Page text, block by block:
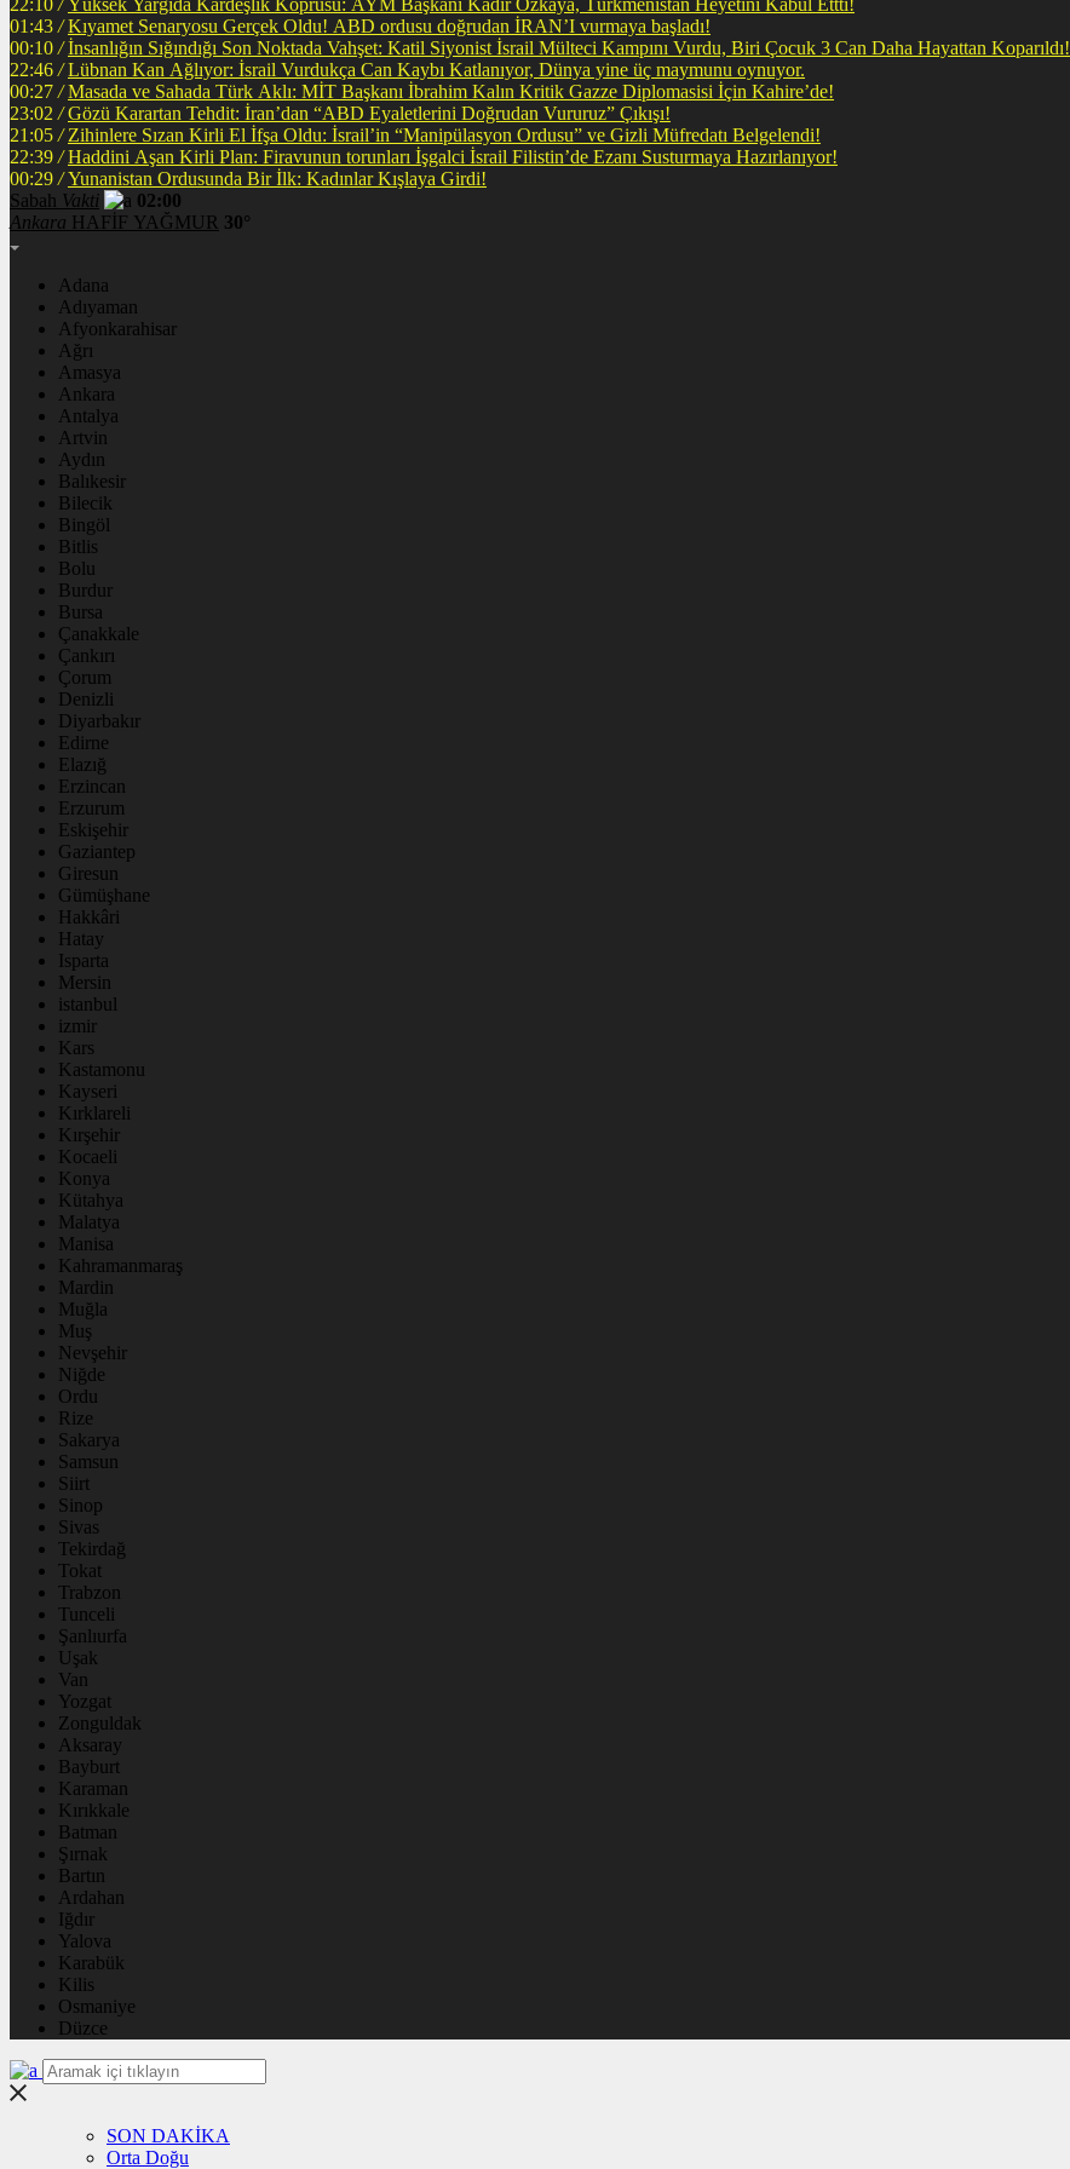
22:10 / Yüksek Yargıda Kardeşlik Köprüsü: AYM Başkanı Kadir Özkaya, Türkmenistan Heyetini Kabul Ettti!
01:43 /
Kıyamet Senaryosu Gerçek Oldu! ABD ordusu doğrudan İRAN’I vurmaya başladı!
00:10 / İnsanlığın Sığındığı Son Noktada Vahşet: Katil Siyonist İsrail Mülteci Kampını Vurdu, Biri Çocuk 3 Can Daha Hayattan Koparıldı!
22:46 / Lübnan Kan Ağlıyor: İsrail Vurdukça Can Kaybı Katlanıyor, Dünya yine üç maymunu oynuyor.
00:27 / Masada ve Sahada Türk Aklı: MİT Başkanı İbrahim Kalın Kritik Gazze Diplomasisi İçin Kahire’de!
23:02 / Gözü Karartan Tehdit: İran’dan “ABD Eyaletlerini Doğrudan Vururuz” Çıkışı!
21:05 / Zihinlere Sızan Kirli El İfşa Oldu: İsrail’in “Manipülasyon Ordusu” ve Gizli Müfredatı Belgelendi!
22:39 /
Haddini Aşan Kirli Plan: Firavunun torunları İşgalci İsrail Filistin’de Ezanı Susturmaya Hazırlanıyor!
00:29 / Yunanistan Ordusunda Bir İlk: Kadınlar Kışlaya Girdi!
Sabah Vakti
02:00
Ankara HAFİF YAĞMUR 30°
Adana
Adıyaman
Afyonkarahisar
Ağrı
Amasya
Ankara
Antalya
Artvin
Aydın
Balıkesir
Bilecik
Bingöl
Bitlis
Bolu
Burdur
Bursa
Çanakkale
Çankırı
Çorum
Denizli
Diyarbakır
Edirne
Elazığ
Erzincan
Erzurum
Eskişehir
Gaziantep
Giresun
Gümüşhane
Hakkâri
Hatay
Isparta
Mersin
istanbul
izmir
Kars
Kastamonu
Kayseri
Kırklareli
Kırşehir
Kocaeli
Konya
Kütahya
Malatya
Manisa
Kahramanmaraş
Mardin
Muğla
Muş
Nevşehir
Niğde
Ordu
Rize
Sakarya
Samsun
Siirt
Sinop
Sivas
Tekirdağ
Tokat
Trabzon
Tunceli
Şanlıurfa
Uşak
Van
Yozgat
Zonguldak
Aksaray
Bayburt
Karaman
Kırıkkale
Batman
Şırnak
Bartın
Ardahan
Iğdır
Yalova
Karabük
Kilis
Osmaniye
Düzce
SON DAKİKA
Orta Doğu